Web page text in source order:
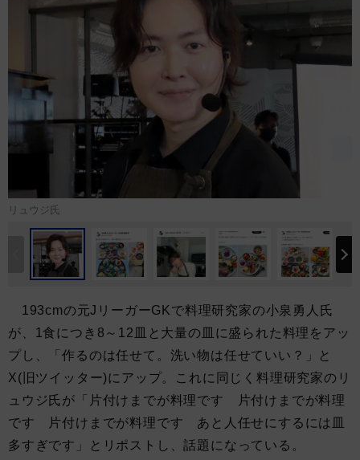
リュウジ氏
193cmの元JリーガーGKで料理研究家の小泉勇人氏
が、1食につき8～12皿と大量の皿に盛られた料理をアッ
プし、「作るのは任せて。洗い物は任せていい？」と
X(旧ツイッター)にアップ。これに同じく料理研究家のリ
ュウジ氏が「片付けまでが料理です 片付けまでが料理
です 片付けまでが料理です あと人任せにするには皿
多すぎです」とリポストし、話題になっている。